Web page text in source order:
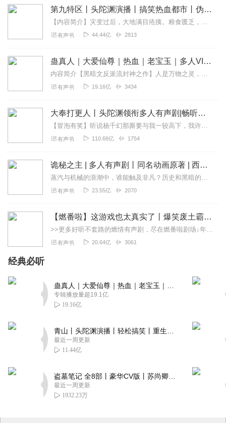
第九特区丨头陀渊演播丨搞笑热血都市丨伪戒丨VIP免费多人有声剧
【内容简介】灾变过后，大地满目疮痍。粮食匮乏，资源紧俏，局势混乱……一位从待规划区杀出来的青年，背对着漫天黄沙，孤身来到九区谋生，却不曾想偶然结识三五好友，一念...
有声书 44.44亿 2813
蛊真人｜大爱仙尊｜热血｜老宝玉｜多人VIP免费有声剧
内容简介【黑暗文反派流封神之作】人是万物之灵，蛊是天地真精。一个穿越者不断重生的故事。一个养蛊、炼蛊、用蛊的奇特世界。配音组（男角色）老宝玉旁白...
有声书 19.16亿 3434
大奉打更人丨头陀渊领衔多人有声剧|畅听全集|王鹤棣、田曦薇主演影视剧原著|卖报小郎君
【冒泡有奖】听说杨千幻那厮要与我一较高下，我许七安要开始装叉了！快进入声音播放页戳下方输入框，冒个泡偷偷告诉我，我要用哪些诗词才能胜过他？说得好的，有赏！202...
有声书 110.68亿 1754
诡秘之主 | 多人有声剧丨同名动画原著 | 西幻克苏鲁 | 乌贼作品
蒸汽与机械的浪潮中，谁能触及非凡？历史和黑暗的迷雾里，又是谁在耳语？我从诡秘中醒来，睁眼看见这个世界：枪械，大炮，巨舰，飞空艇，差分机；魔药，占卜，诅咒，倒吊人...
有声书 23.55亿 2070
【燃番啦】这游戏也太真实了丨爆笑废土霸榜神作丨紫襟剧社制作
>>更多好听不套路的燃情有声剧，尽在燃番啦剧场↓年度重磅推荐本专辑为VIP免费专辑每天上午10点5集更新，订阅可以听到最新内容哦！每周抽一个专辑五星优质评论送...
有声书 20.64亿 3061
经典必听
专辑播放量超19.1亿
19.16亿
最近一周更新
11.44亿
最近一周更新
1932.23万